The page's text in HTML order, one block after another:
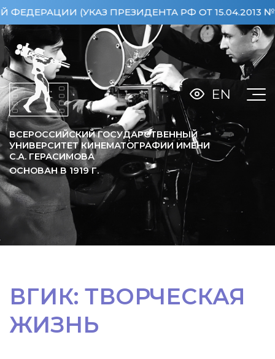
ПРЕЗИДЕНТА РФ ОТ 15.04.2013 №360) ОСОБО
ВСЕРОССИЙСКИЙ ГОСУДАРСТВЕННЫЙ
УНИВЕРСИТЕТ КИНЕМАТОГРАФИИ ИМЕНИ
С.А. ГЕРАСИМОВА
ОСНОВАН В 1919Г.
EN
ВГИК: ТВОРЧЕСКАЯ
ЖИЗНЬ